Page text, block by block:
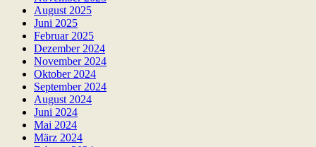
August 2025
Juni 2025
Februar 2025
Dezember 2024
November 2024
Oktober 2024
September 2024
August 2024
Juni 2024
Mai 2024
März 2024